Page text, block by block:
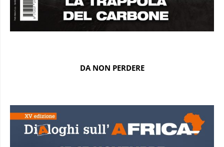
DA NON PERDERE